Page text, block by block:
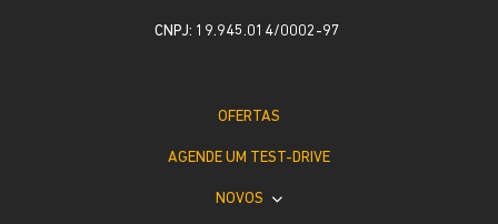
CNPJ: 19.945.014/0002-97
OFERTAS
AGENDE UM TEST-DRIVE
NOVOS